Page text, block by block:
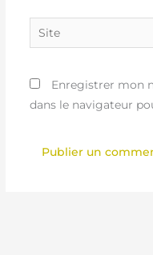
Site
Enregistrer mon
dans le navigateur